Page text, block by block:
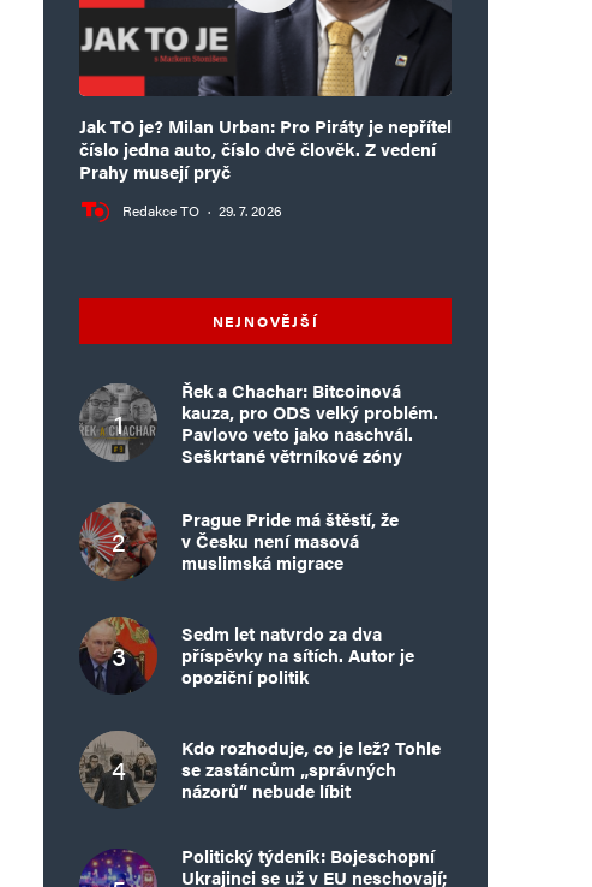
Jak TO je? Milan Urban: Pro Piráty je nepřítel
číslo jedna auto, číslo dvě člověk. Z vedení
Prahy musejí pryč
Redakce TO · 29. 7. 2026
NEJNOVĚJŠÍ
Řek a Chachar: Bitcoinová
kauza, pro ODS velký problém.
Pavlovo veto jako naschvál.
Seškrtané větrníkové zóny
Prague Pride má štěstí, že
v Česku není masová
muslimská migrace
Sedm let natvrdo za dva
příspěvky na sítích. Autor je
opoziční politik
Kdo rozhoduje, co je lež? Tohle
se zastáncům „správných
názorů“ nebude líbit
Politický týdeník: Bojeschopní
Ukrajinci se už v EU neschovají;